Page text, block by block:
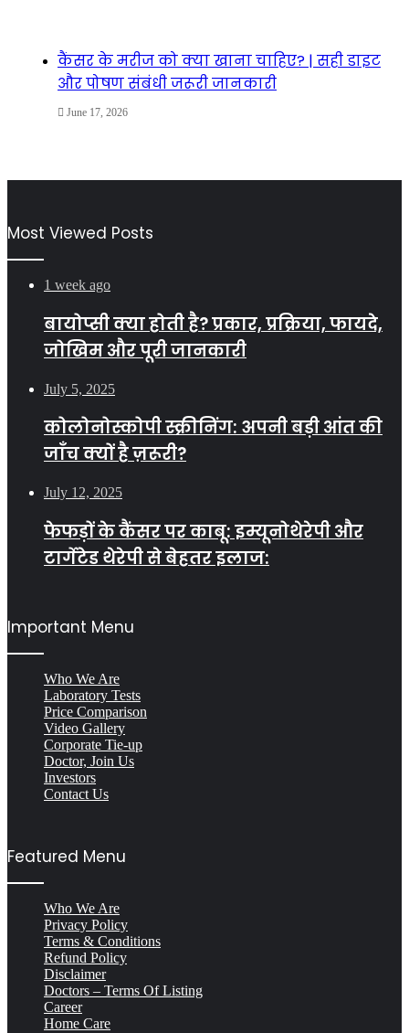
कैंसर के मरीज को क्या खाना चाहिए? | सही डाइट
और पोषण संबंधी जरूरी जानकारी
June 17, 2026
Most Viewed Posts
1 week ago
बायोप्सी क्या होती है? प्रकार, प्रक्रिया, फायदे,
जोखिम और पूरी जानकारी
July 5, 2025
कोलोनोस्कोपी स्क्रीनिंग: अपनी बड़ी आंत की
जाँच क्यों है ज़रूरी?
July 12, 2025
फेफड़ों के कैंसर पर काबू: इम्यूनोथेरेपी और
टार्गेटेड थेरेपी से बेहतर इलाज:
Important Menu
Who We Are
Laboratory Tests
Price Comparison
Video Gallery
Corporate Tie-up
Doctor, Join Us
Investors
Contact Us
Featured Menu
Who We Are
Privacy Policy
Terms & Conditions
Refund Policy
Disclaimer
Doctors – Terms Of Listing
Career
Home Care